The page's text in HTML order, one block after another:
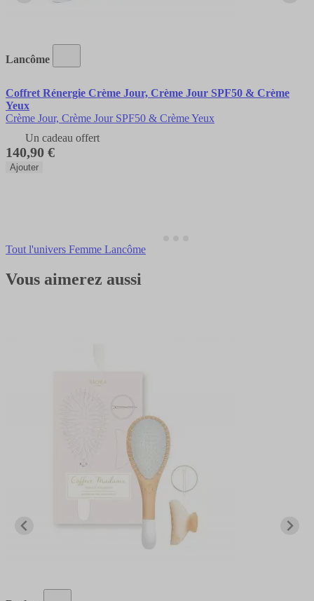
Lancôme
Coffret Rénergie Crème Jour, Crème Jour SPF50 & Crème
Yeux
Crème Jour, Crème Jour SPF50 & Crème Yeux
Un cadeau offert
140,90 €
Ajouter
Tout l'univers Femme Lancôme
Vous aimerez aussi